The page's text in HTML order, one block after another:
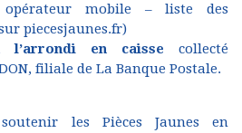
mobile – liste des
piecesjaunes.fr)
àl’arrondi en caisse collecté
filiale de La Banque Postale.
les Pièces Jaunes en